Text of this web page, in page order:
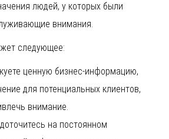
людей, у которых были
внимания.
следующее:
ценную бизнес-информацию,
для потенциальных клиентов,
внимание.
на постоянном